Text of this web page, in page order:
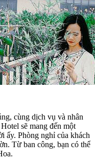
cùng dịch vụ và nhân
sẽ mang đến một
ấy. Phòng nghỉ của khách
Từ ban công, bạn có thể